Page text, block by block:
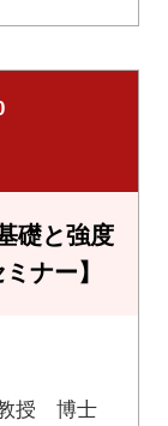
礎と強度
ナー】
授 博士